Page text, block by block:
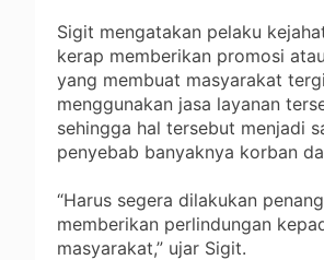
Sigit mengatakan pelaku
kerap memberikan promosi
yang membuat masyarakat
menggunakan jasa layanan
sehingga hal tersebut menjadi
penyebab banyaknya korban
“Harus segera dilakukan
memberikan perlindungan
masyarakat,” ujar Sigit.